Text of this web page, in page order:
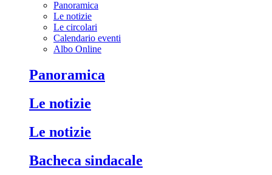
Panoramica
Le notizie
Le circolari
Calendario eventi
Albo Online
Panoramica
Le notizie
Le notizie
Bacheca sindacale